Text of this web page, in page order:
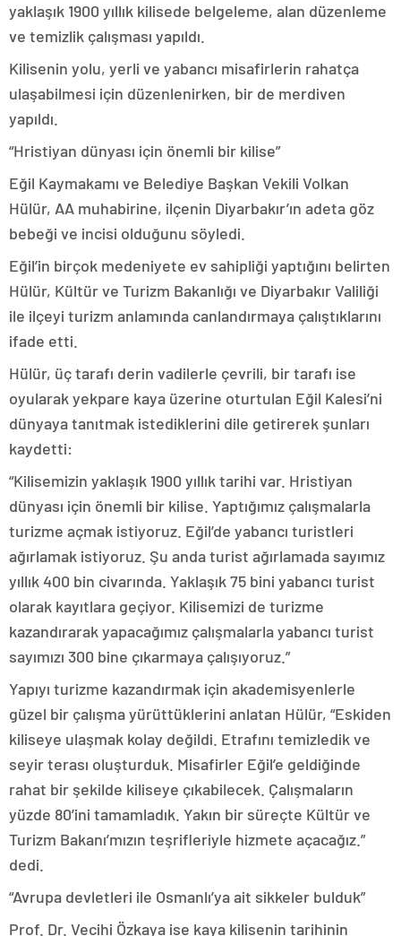
yaklaşık 1900 yıllık kilisede belgeleme, alan düzenleme
ve temizlik çalışması yapıldı.
Kilisenin yolu, yerli ve yabancı misafirlerin rahatça
ulaşabilmesi için düzenlenirken, bir de merdiven
yapıldı.
“Hristiyan dünyası için önemli bir kilise”
Eğil Kaymakamı ve Belediye Başkan Vekili Volkan
Hülür, AA muhabirine, ilçenin Diyarbakır’ın adeta göz
bebeği ve incisi olduğunu söyledi.
Eğil’in birçok medeniyete ev sahipliği yaptığını belirten
Hülür, Kültür ve Turizm Bakanlığı ve Diyarbakır Valiliği
ile ilçeyi turizm anlamında canlandırmaya çalıştıklarını
ifade etti.
Hülür, üç tarafı derin vadilerle çevrili, bir tarafı ise
oyularak yekpare kaya üzerine oturtulan Eğil Kalesi’ni
dünyaya tanıtmak istediklerini dile getirerek şunları
kaydetti:
“Kilisemizin yaklaşık 1900 yıllık tarihi var. Hristiyan
dünyası için önemli bir kilise. Yaptığımız çalışmalarla
turizme açmak istiyoruz. Eğil’de yabancı turistleri
ağırlamak istiyoruz. Şu anda turist ağırlamada sayımız
yıllık 400 bin civarında. Yaklaşık 75 bini yabancı turist
olarak kayıtlara geçiyor. Kilisemizi de turizme
kazandırarak yapacağımız çalışmalarla yabancı turist
sayımızı 300 bine çıkarmaya çalışıyoruz.”
Yapıyı turizme kazandırmak için akademisyenlerle
güzel bir çalışma yürüttüklerini anlatan Hülür, “Eskiden
kiliseye ulaşmak kolay değildi. Etrafını temizledik ve
seyir terası oluşturduk. Misafirler Eğil’e geldiğinde
rahat bir şekilde kiliseye çıkabilecek. Çalışmaların
yüzde 80’ini tamamladık. Yakın bir süreçte Kültür ve
Turizm Bakanı’mızın teşrifleriyle hizmete açacağız.”
dedi.
“Avrupa devletleri ile Osmanlı’ya ait sikkeler bulduk”
Prof. Dr. Vecihi Özkaya ise kaya kilisenin tarihinin